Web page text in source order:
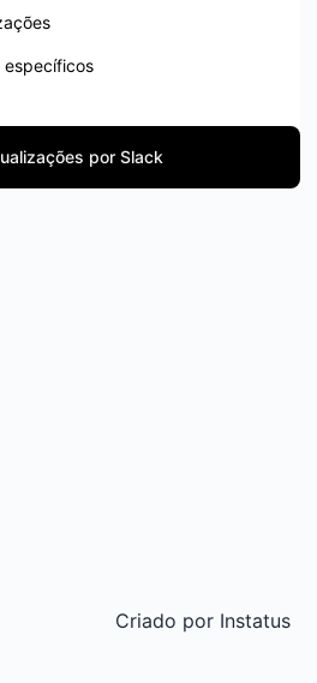
want to receive updates for
específicos
por Slack
Criado por Instatus